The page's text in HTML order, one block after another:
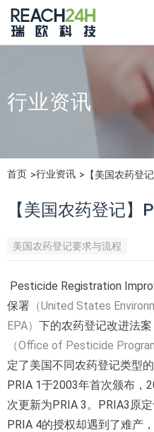
行业资讯
首页 行业资讯 【美国农药登
【美国农药登记】
美国农药登记要求与流程
Pesticide Registration
保署 （United States
EPA） 下的农药登记改进法
（Office of Pesticide
定了美国不同农药登记类型
PRIA 1于2003年首次颁布，
次更新为PRIA 3。PRIA3原
PRIA 4的授权却遇到了难产